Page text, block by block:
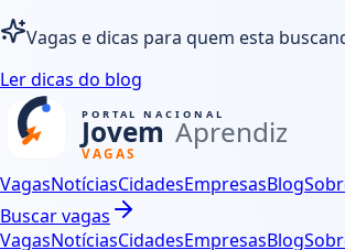
Vagas e dicas para quem esta
Ler dicas do blog
VagasNotíciasCidadesEmpresasBlog
Buscar vagas
VagasNotíciasCidadesEmpresasBlog